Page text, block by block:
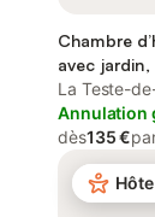
Chambre
avec
La Teste-
Annulation
dès135 €